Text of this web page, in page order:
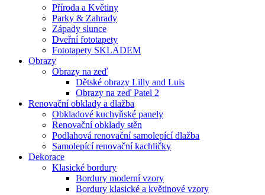
Příroda a Květiny
Parky & Zahrady
Západy slunce
Dveřní fototapety
Fototapety SKLADEM
Obrazy
Obrazy na zeď
Dětské obrazy Lilly and Luis
Obrazy na zeď Patel 2
Renovační obklady a dlažba
Obkladové kuchyňské panely
Renovační obklady stěn
Podlahová renovační samolepící dlažba
Samolepící renovační kachličky
Dekorace
Klasické bordury
Bordury moderní vzory
Bordury klasické a květinové vzory